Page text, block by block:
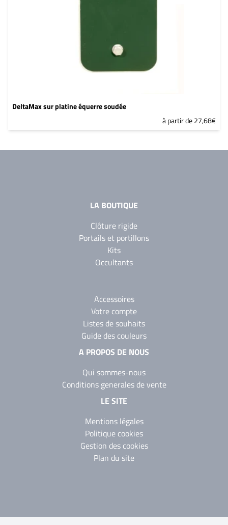
DeltaMax sur platine équerre soudée
à partir de 27,68€
LA BOUTIQUE
Clôture rigide
Portails et portillons
Kits
Occultants
Accessoires
Votre compte
Listes de souhaits
Guide des couleurs
A PROPOS DE NOUS
Qui sommes-nous
Conditions generales de vente
LE SITE
Mentions légales
Politique cookies
Gestion des cookies
Plan du site